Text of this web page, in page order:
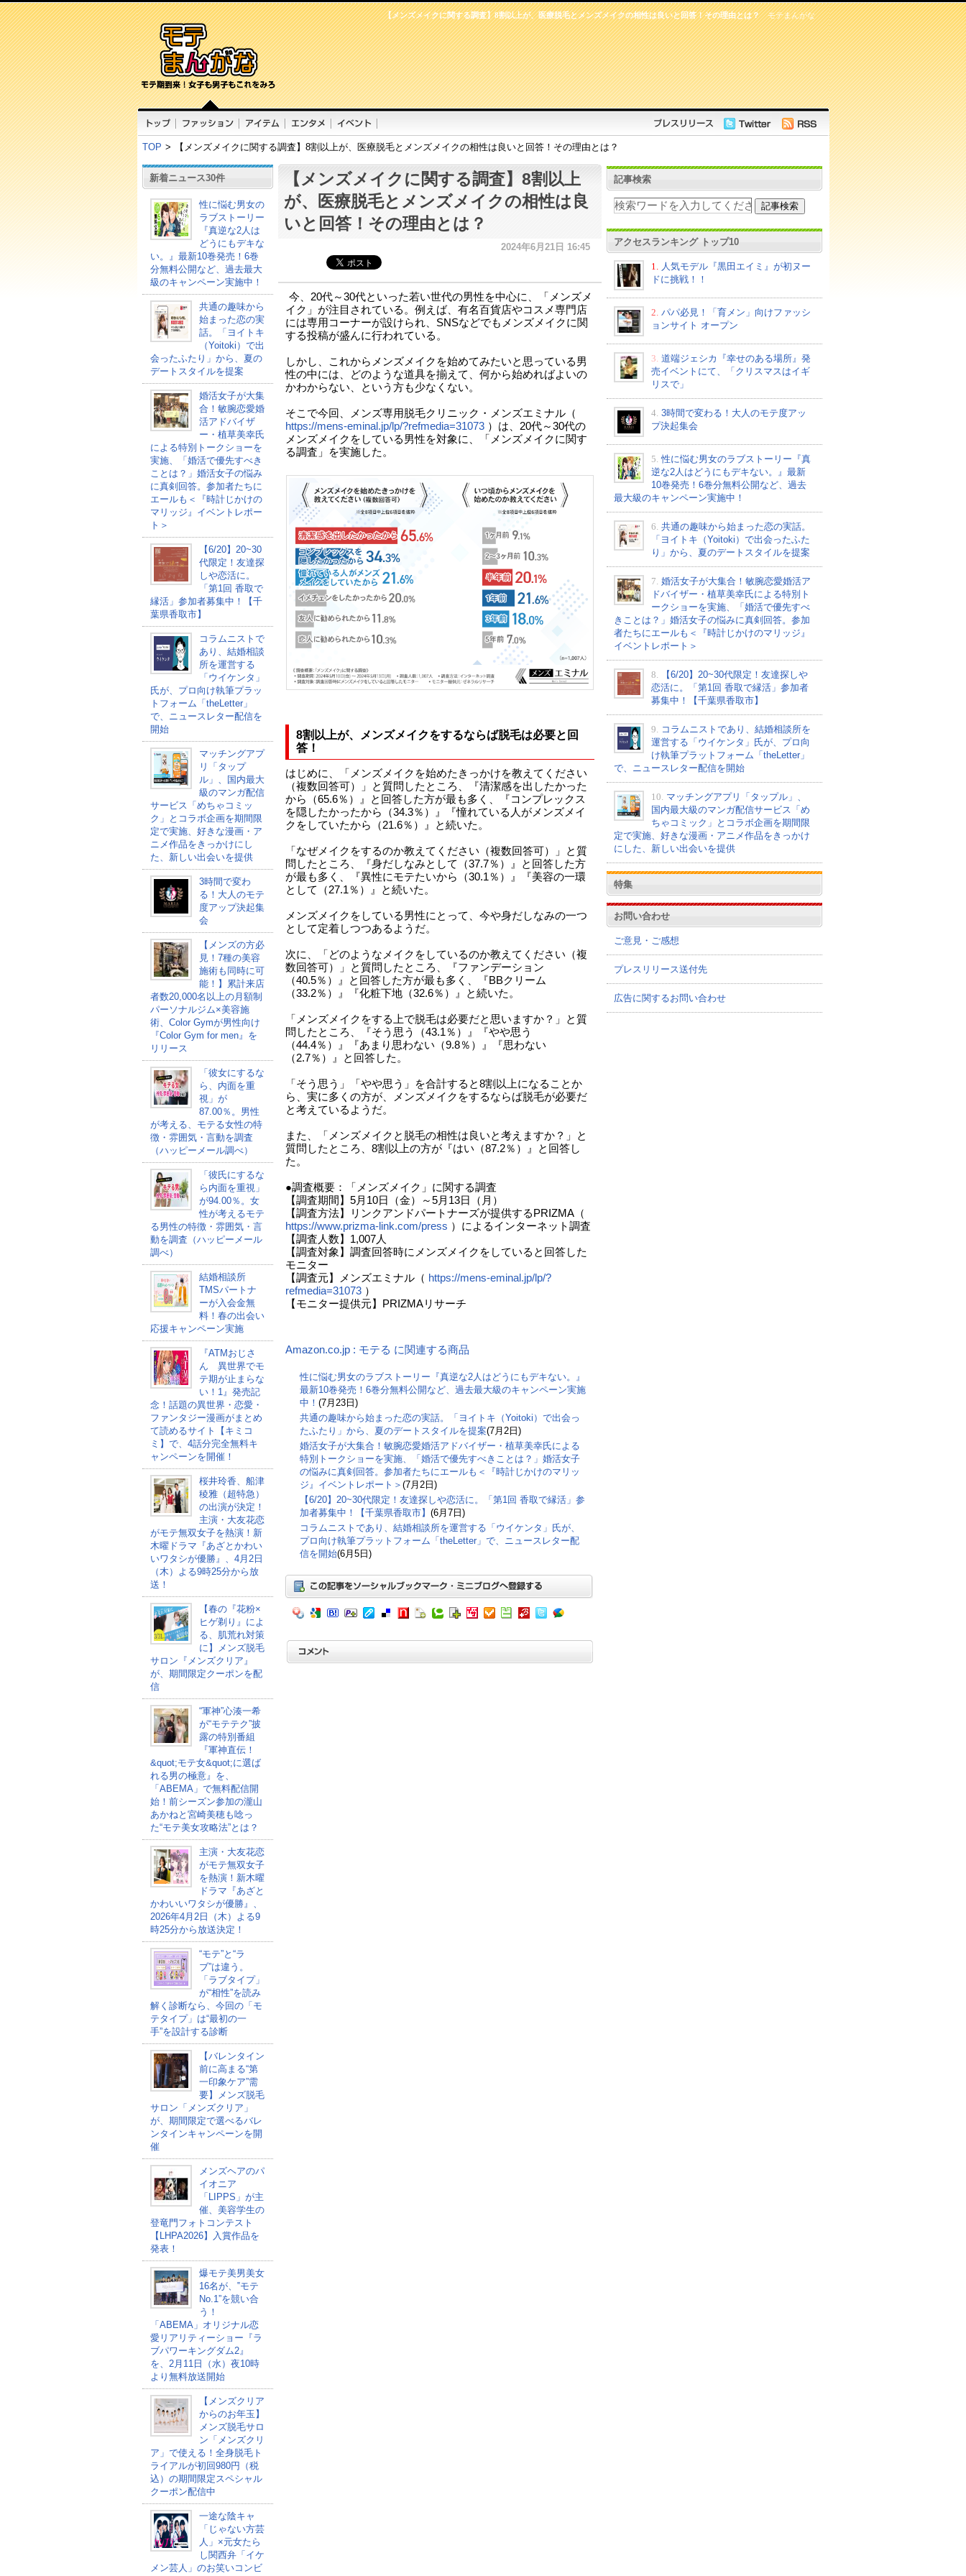
モテまんがな
【メンズメイクに関する調査】8割以上が、医療脱毛とメンズメイクの相性は良いと回答！その理由とは？
TOP > 【メンズメイクに関する調査】8割以上が、医療脱毛とメンズメイクの相性は良いと回答！その理由とは？
新着ニュース30件
性に悩む男女の
ラブストーリー
『真逆な2人は
どうにもデキな
い。』最新10巻発売！6巻
分無料公開など、過去最大
級のキャンペーン実施中！
共通の趣味から
始まった恋の実
話。「ヨイトキ
（Yoitoki）で出
会ったふたり」から、夏の
デートスタイルを提案
婚活女子が大集
合！敏腕恋愛婚
活アドバイザ
ー・植草美幸氏
による特別トークショーを
実施、「婚活で優先すべき
ことは？」婚活女子の悩み
に真剣回答。参加者たちに
エールも＜『時計じかけの
マリッジ』イベントレポー
ト＞
【6/20】20~30
代限定！友達探
しや恋活に。
「第1回 香取で
縁活」参加者募集中！【千
葉県香取市】
コラムニストで
あり、結婚相談
所を運営する
「ウイケンタ」
氏が、プロ向け執筆プラッ
トフォーム「theLetter」
で、ニュースレター配信を
開始
マッチングアプ
リ「タップ
ル」、国内最大
級のマンガ配信
サービス「めちゃコミッ
ク」とコラボ企画を期間限
定で実施、好きな漫画・ア
ニメ作品をきっかけにし
た、新しい出会いを提供
3時間で変わ
る！大人のモテ
度アップ決起集
会
【メンズの方必
見！7種の美容
施術も同時に可
能！】累計来店
者数20,000名以上の月額制
パーソナルジム×美容施
術、Color Gymが男性向け
『Color Gym for men』を
リリース
「彼女にするな
ら、内面を重
視」が
87.00％。男性
が考える、モテる女性の特
徴・雰囲気・言動を調査
（ハッピーメール調べ）
「彼氏にするな
ら内面を重視」
が94.00％。女
性が考えるモテ
る男性の特徴・雰囲気・言
動を調査（ハッピーメール
調べ）
結婚相談所
TMSパートナ
ーが入会金無
料！春の出会い
応援キャンペーン実施
『ATMおじさ
ん 異世界でモ
テ期が止まらな
い！1』発売記
念！話題の異世界・恋愛・
ファンタジー漫画がまとめ
て読めるサイト【キミコ
ミ】で、4話分完全無料キ
ャンペーンを開催！
桜井玲香、船津
稜雅（超特急）
の出演が決定！
主演・大友花恋
がモテ無双女子を熱演！新
木曜ドラマ『あざとかわい
いワタシが優勝』、4月2日
（木）よる9時25分から放
送！
【春の『花粉×
ヒゲ剃り』によ
る、肌荒れ対策
に】メンズ脱毛
サロン『メンズクリア』
が、期間限定クーポンを配
信
“軍神”心湊一希
が“モテテク”披
露の特別番組
『軍神直伝！
&quot;モテ女&quot;に選ば
れる男の極意』を、
「ABEMA」で無料配信開
始！前シーズン参加の瀧山
あかねと宮崎美穂も唸っ
た“モテ美女攻略法”とは？
主演・大友花恋
がモテ無双女子
を熱演！新木曜
ドラマ『あざと
かわいいワタシが優勝』、
2026年4月2日（木）よる9
時25分から放送決定！
“モテ”と“ラ
ブ”は違う。
「ラブタイプ」
が“相性”を読み
解く診断なら、今回の「モ
テタイプ」は“最初の一
手”を設計する診断
【バレンタイン
前に高まる“第
一印象ケア”需
要】メンズ脱毛
サロン「メンズクリア」
が、期間限定で選べるバレ
ンタインキャンペーンを開
催
メンズヘアのパ
イオニア
「LIPPS」が主
催、美容学生の
登竜門フォトコンテスト
【LHPA2026】入賞作品を
発表！
爆モテ美男美女
16名が、‟モテ
No.1”を競い合
う！
「ABEMA」オリジナル恋
愛リアリティーショー『ラ
ブパワーキングダム2』
を、2月11日（水）夜10時
より無料放送開始
【メンズクリア
からのお年玉】
メンズ脱毛サロ
ン「メンズクリ
ア」で使える！全身脱毛ト
ライアルが初回980円（税
込）の期間限定スペシャル
クーポン配信中
一途な陰キャ
「じゃない方芸
人」×元女たら
し関西弁「イケ
メン芸人」のお笑いコンビ
【メンズメイクに関する調査】8割以上
が、医療脱毛とメンズメイクの相性は良
いと回答！その理由とは？
2024年6月21日 16:45
今、20代～30代といった若い世代の男性を中心に、「メンズメ
イク」が注目されている。例えば、有名百貨店やコスメ専門店
には専用コーナーが設けられ、SNSなどでもメンズメイクに関
する投稿が盛んに行われている。
しかし、これからメンズメイクを始めてみたいと思っている男
性の中には、どのような道具を揃えて、何から始めればよいの
かわからない、という方も少なくない。
そこで今回、メンズ専用脱毛クリニック・メンズエミナル（
https://mens-eminal.jp/lp/?refmedia=31073）は、20代～30代の
メンズメイクをしている男性を対象に、「メンズメイクに関す
る調査」を実施した。
8割以上が、メンズメイクをするならば脱毛は必要と回
答！
はじめに、「メンズメイクを始めたきっかけを教えてください
（複数回答可）」と質問したところ、『清潔感を出したかった
から（65.6％）』と回答した方が最も多く、『コンプレックス
を隠したかったから（34.3％）』『憧れている人がメンズメイ
クをしていたから（21.6％）』と続いた。
「なぜメイクをするのか教えてください（複数回答可）」と質
問したところ、『身だしなみとして（37.7％）』と回答した方
が最も多く、『異性にモテたいから（30.1％）』『美容の一環
として（27.1％）』と続いた。
メンズメイクをしている男性にとって、今や身だしなみの一つ
として定着しつつあるようだ。
次に、「どのようなメイクをしているのか教えてください（複
数回答可）」と質問したところ、『ファンデーション
（40.5％）』と回答した方が最も多く、『BBクリーム
（33.2％）』『化粧下地（32.6％）』と続いた。
「メンズメイクをする上で脱毛は必要だと思いますか？」と質
問したところ、『そう思う（43.1％）』『やや思う
（44.4％）』『あまり思わない（9.8％）』『思わない
（2.7％）』と回答した。
「そう思う」「やや思う」を合計すると8割以上になることか
ら、実に多くの方が、メンズメイクをするならば脱毛が必要だ
と考えているようだ。
また、「メンズメイクと脱毛の相性は良いと考えますか？」と
質問したところ、8割以上の方が『はい（87.2％）』と回答し
た。
●調査概要：「メンズメイク」に関する調査
【調査期間】5月10日（金）～5月13日（月）
【調査方法】リンクアンドパートナーズが提供するPRIZMA（
https://www.prizma-link.com/press ）によるインターネット調査
【調査人数】1,007人
【調査対象】調査回答時にメンズメイクをしていると回答した
モニター
【調査元】メンズエミナル（ https://mens-eminal.jp/lp/?
refmedia=31073）
【モニター提供元】PRIZMAリサーチ
Amazon.co.jp : モテる に関連する商品
性に悩む男女のラブストーリー『真逆な2人はどうにもデキない。』
最新10巻発売！6巻分無料公開など、過去最大級のキャンペーン実施
中！ (7月23日)
共通の趣味から始まった恋の実話。「ヨイトキ（Yoitoki）で出会っ
たふたり」から、夏のデートスタイルを提案(7月2日)
婚活女子が大集合！敏腕恋愛婚活アドバイザー・植草美幸氏による
特別トークショーを実施、「婚活で優先すべきことは？」婚活女子
の悩みに真剣回答。参加者たちにエールも＜『時計じかけのマリッ
ジ』イベントレポート＞ (7月2日)
【6/20】20~30代限定！友達探しや恋活に。「第1回 香取で縁活」参
加者募集中！【千葉県香取市】 (6月7日)
コラムニストであり、結婚相談所を運営する「ウイケンタ」氏が、
プロ向け執筆プラットフォーム「theLetter」で、ニュースレター配
信を開始(6月5日)
記事検索
アクセスランキング トップ10
1.
人気モデル『黒田エイミ』が初ヌー
ドに挑戦！！
2. パパ必見！「育メン」向けファッシ
ョンサイト オープン
3. 道端ジェシカ『幸せのある場所』発
売イベントにて、「クリスマスはイギ
リスで」
4. 3時間で変わる！大人のモテ度アッ
プ決起集会
5. 性に悩む男女のラブストーリー『真
逆な2人はどうにもデキない。』最新
10巻発売！6巻分無料公開など、過去
最大級のキャンペーン実施中！
6. 共通の趣味から始まった恋の実話。
「ヨイトキ（Yoitoki）で出会ったふた
り」から、夏のデートスタイルを提案
7. 婚活女子が大集合！敏腕恋愛婚活ア
ドバイザー・植草美幸氏による特別ト
ークショーを実施、「婚活で優先すべ
きことは？」婚活女子の悩みに真剣回答。参加
者たちにエールも＜『時計じかけのマリッジ』
イベントレポート＞
8.
【6/20】20~30代限定！友達探しや
恋活に。「第1回 香取で縁活」参加者
募集中！【千葉県香取市】
9.
コラムニストであり、結婚相談所を
運営する「ウイケンタ」氏が、プロ向
け執筆プラットフォーム「theLetter」
で、ニュースレター配信を開始
10. マッチングアプリ「タップル」、
国内最大級のマンガ配信サービス「め
ちゃコミック」とコラボ企画を期間限
定で実施、好きな漫画・アニメ作品をきっかけ
にした、新しい出会いを提供
特集
お問い合わせ
ご意見・ご感想
プレスリリース送付先
広告に関するお問い合わせ